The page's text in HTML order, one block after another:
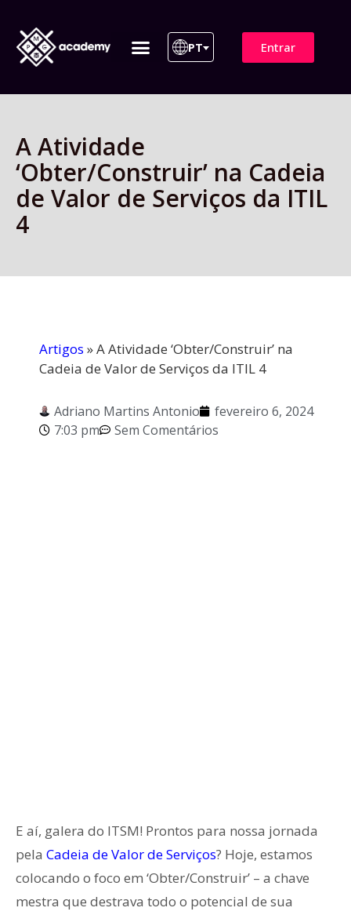
PT Entrar
A Atividade
‘Obter/Construir’ na Cadeia
de Valor de Serviços da ITIL
4
Artigos »A Atividade ‘Obter/Construir’ na
Cadeia de Valor de Serviços da ITIL 4
Adriano Martins Antonio
fevereiro 6, 2024
7:03 pm
Sem Comentários
E aí, galera do ITSM! Prontos para nossa jornada
pela Cadeia de Valor de Serviços? Hoje, estamos
colocando o foco em ‘Obter/Construir’ – a chave
mestra que destrava todo o potencial de sua